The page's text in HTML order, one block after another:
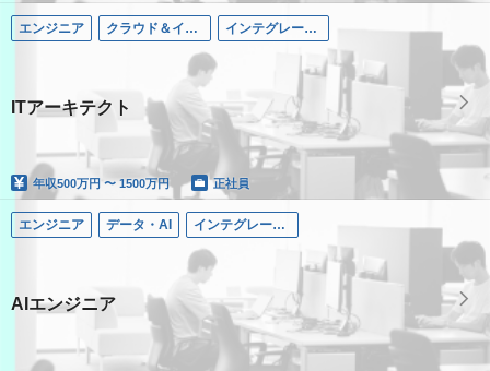
エンジニア クラウド＆インテグレーション インテグレーテッド・ソリューションズ領域
ITアーキテクト
年収500万円 〜 1500万円 正社員
エンジニア データ・AI インテグレーテッド・ソリューションズ領域
AIエンジニア